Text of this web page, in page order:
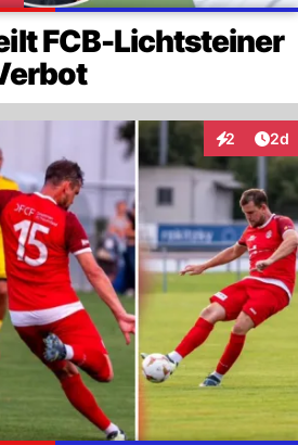
FCB-Lichtsteiner
2 2d